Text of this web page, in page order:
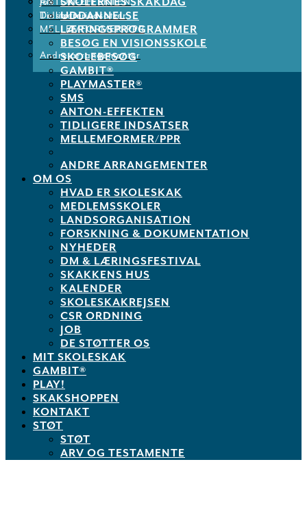
Tidligere indsatser
MELLEMFORMER/PPR
Andre arrangementer
De støtter os
UDDANNELSE
LÆRINGSPROGRAMMER
BESØG EN VISIONSSKOLE
SKOLEBESØG
GAMBIT®
PLAYMASTER®
SMS
ANTON-EFFEKTEN
TIDLIGERE INDSATSER
MELLEMFORMER/PPR
ANDRE ARRANGEMENTER
OM OS
HVAD ER SKOLESKAK
MEDLEMSSKOLER
LANDSORGANISATION
FORSKNING & DOKUMENTATION
NYHEDER
DM & LÆRINGSFESTIVAL
SKAKKENS HUS
KALENDER
SKOLESKAKREJSEN
CSR ORDNING
JOB
DE STØTTER OS
MIT SKOLESKAK
GAMBIT®
PLAY!
SKAKSHOPPEN
KONTAKT
STØT
STØT
ARV OG TESTAMENTE